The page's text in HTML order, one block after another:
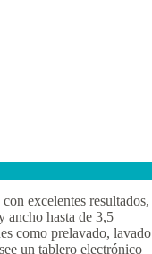
excelentes resultados,
ancho hasta de 3,5
como prelavado, lavado
un tablero electrónico